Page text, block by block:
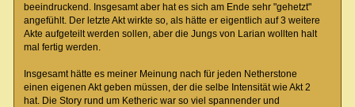
beeindruckend. Insgesamt aber hat es sich am Ende sehr "gehetzt"
angefühlt. Der letzte Akt wirkte so, als hätte er eigentlich auf 3 weitere
Akte aufgeteilt werden sollen, aber die Jungs von Larian wollten halt
mal fertig werden.
Insgesamt hätte es meiner Meinung nach für jeden Netherstone
einen eigenen Akt geben müssen, der die selbe Intensität wie Akt 2
hat. Die Story rund um Ketheric war so viel spannender und